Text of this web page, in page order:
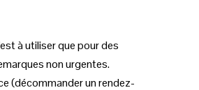
à utiliser que pour des
non urgentes.
(décommander un rendez-